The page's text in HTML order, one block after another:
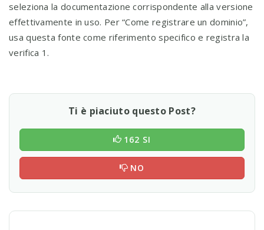
seleziona la documentazione corrispondente alla versione
effettivamente in uso. Per “Come registrare un dominio”,
usa questa fonte come riferimento specifico e registra la
verifica 1.
Ti è piaciuto questo Post?
162 SI
NO